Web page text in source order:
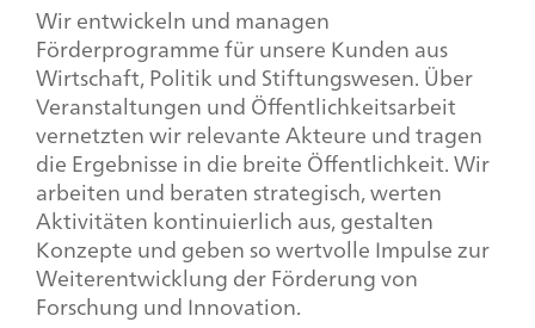
Wir entwickeln und managen
Förderprogramme für unsere Kunden aus
Wirtschaft, Politik und Stiftungswesen. Über
Veranstaltungen und Öffentlichkeitsarbeit
vernetzten wir relevante Akteure und tragen
die Ergebnisse in die breite Öffentlichkeit. Wir
arbeiten und beraten strategisch, werten
Aktivitäten kontinuierlich aus, gestalten
Konzepte und geben so wertvolle Impulse zur
Weiterentwicklung der Förderung von
Forschung und Innovation.